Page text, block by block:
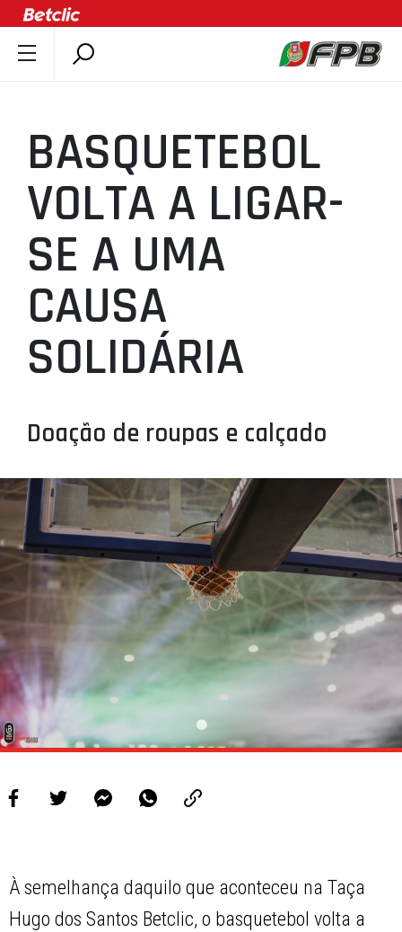
ÚLTIMAS
COMPETIÇÕES
ASSOCIAÇÕES
CLUBES
AGENTES
AGENDA
SELEÇÕES
MINIBASQUETE
PROJETOS
LIGA BETCLIC FEMININA
BASQUETEBOL
VOLTA A LIGAR-
SE A UMA
CAUSA
SOLIDÁRIA
Doação de roupas e calçado
À semelhança daquilo que aconteceu na Taça
Hugo dos Santos Betclic, o basquetebol volta a